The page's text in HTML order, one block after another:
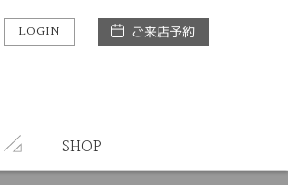
LOGIN ご来店予約
SHOP